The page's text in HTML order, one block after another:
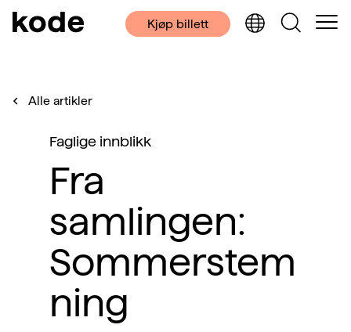
Kjøp billett
Alle artikler
Faglige innblikk
Fra
samlingen:
Sommerstem
ning